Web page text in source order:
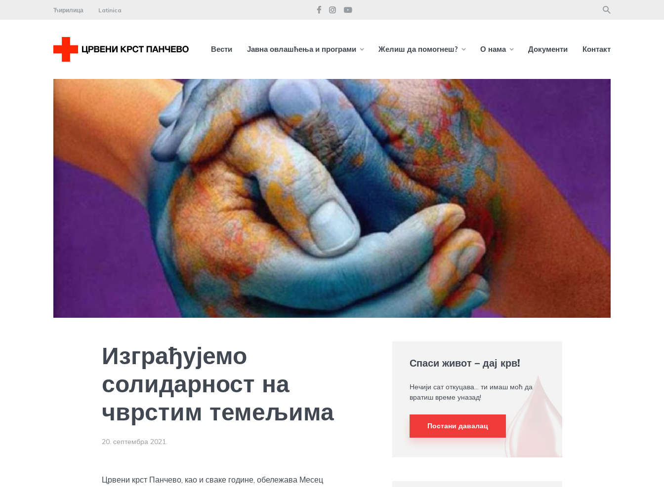
Ћирилица Latinica
Вести Јавна овлашћења и програми Желиш да помогнеш? О нама Документи Контакт
Изграђујемо
солидарност на
чврстим темељима
20. септембра 2021.
Црвени крст Панчево, као и сваке године, обележава Месец
Спаси живот – дај крв!
Нечији сат откуцава... ти имаш моћ да
вратиш време уназад!
Постани давалац